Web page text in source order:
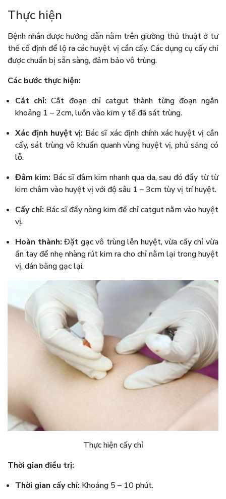
Thực hiện
Bệnh nhân được hướng dẫn nằm trên giường thủ thuật ở tư
thế cố định để lộ ra các huyệt vị cần cấy. Các dụng cụ cấy chỉ
được chuẩn bị sẵn sàng, đảm bảo vô trùng.
Các bước thực hiện:
Cắt chỉ: Cắt đoạn chỉ catgut thành từng đoạn ngắn
khoảng 1 – 2cm, luồn vào kim y tế đã sát trùng.
Xác định huyệt vị: Bác sĩ xác định chính xác huyệt vị cần
cấy, sát trùng vô khuẩn quanh vùng huyệt vị, phủ săng có
lỗ.
Đâm kim: Bác sĩ đâm kim nhanh qua da, sau đó đẩy từ từ
kim châm vào huyệt vị với độ sâu 1 – 3cm tùy vị trí huyệt.
Cấy chỉ: Bác sĩ đẩy nòng kim để chỉ catgut nằm vào huyệt
vị.
Hoàn thành: Đặt gạc vô trùng lên huyệt, vừa cấy chỉ vừa
ấn tay để nhẹ nhàng rút kim ra cho chỉ nằm lại trong huyệt
vị, dán băng gạc lại.
Thực hiện cấy chỉ
Thời gian điều trị:
Thời gian cấy chỉ: Khoảng 5 – 10 phút.